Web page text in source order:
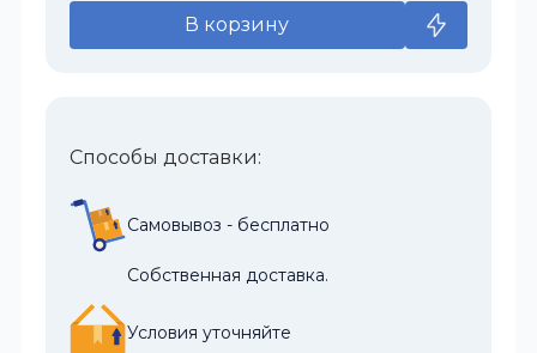
В корзину
Способы доставки:
Самовывоз - бесплатно
Собственная доставка.
Условия уточняйте